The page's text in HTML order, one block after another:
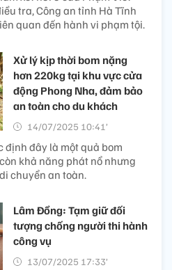
tra, Công an tỉnh Hà Tĩnh
quan đến hành vi phạm tội.
Xử lý kịp thời bom nặng
hơn 220kg tại khu vực cửa
động Phong Nha, đảm bảo
an toàn cho du khách
14/07/2025 10:41’
định đây là một quả bom
khả năng phát nổ nhưng
chuyển an toàn.
Lâm Đồng: Tạm giữ đối
tượng chống người thi hành
công vụ
13/07/2025 17:33’